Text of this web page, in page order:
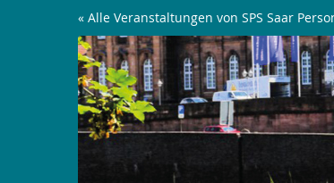
« Alle Veranstaltungen von SPS Saar
Tagesfahrten
|
Nach
Mettlach